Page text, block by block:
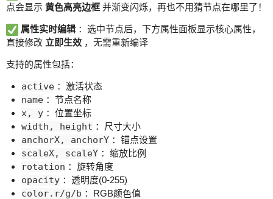
点会显示 黄色高亮边框 并渐变闪烁，再也不用猜节点在哪里了！
属性实时编辑 ：选中节点后，下方属性面板显示核心属性，
直接修改 立即生效 ，无需重新编译
支持的属性包括：
active ：激活状态
name ：节点名称
x, y ：位置坐标
width, height ：尺寸大小
anchorX, anchorY ：锚点设置
scaleX, scaleY ：缩放比例
rotation ：旋转角度
opacity ：透明度(0-255)
color.r/g/b ：RGB颜色值